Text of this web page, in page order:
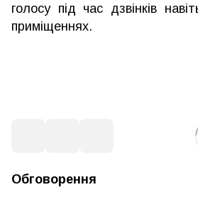
голосу під час дзвінків
приміщеннях.
Обговорення